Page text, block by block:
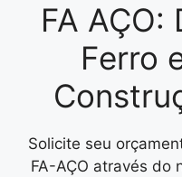
FA
Ferro
Solicite seu
FA-AÇO através do